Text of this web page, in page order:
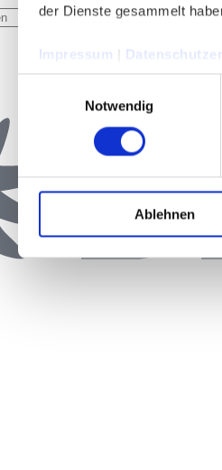
der Dienste gesammelt
Impressum
Notwendig
Ablehnen